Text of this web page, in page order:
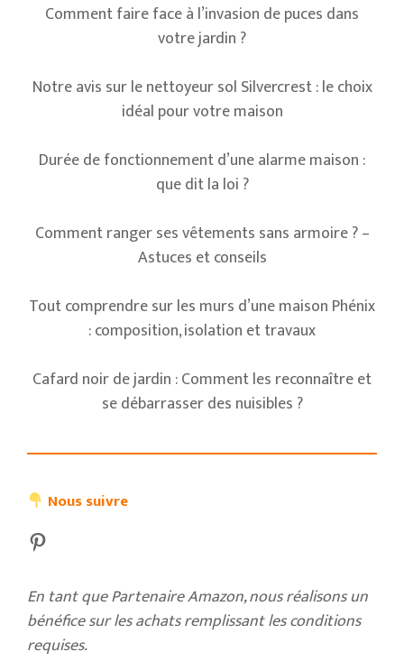
Comment faire face à l’invasion de puces dans
votre jardin ?
Notre avis sur le nettoyeur sol Silvercrest : le choix
idéal pour votre maison
Durée de fonctionnement d’une alarme maison :
que dit la loi ?
Comment ranger ses vêtements sans armoire ? –
Astuces et conseils
Tout comprendre sur les murs d’une maison Phénix
: composition, isolation et travaux
Cafard noir de jardin : Comment les reconnaître et
se débarrasser des nuisibles ?
Nous suivre
Pinterest
En tant que Partenaire Amazon, nous réalisons un
bénéfice sur les achats remplissant les conditions
requises.